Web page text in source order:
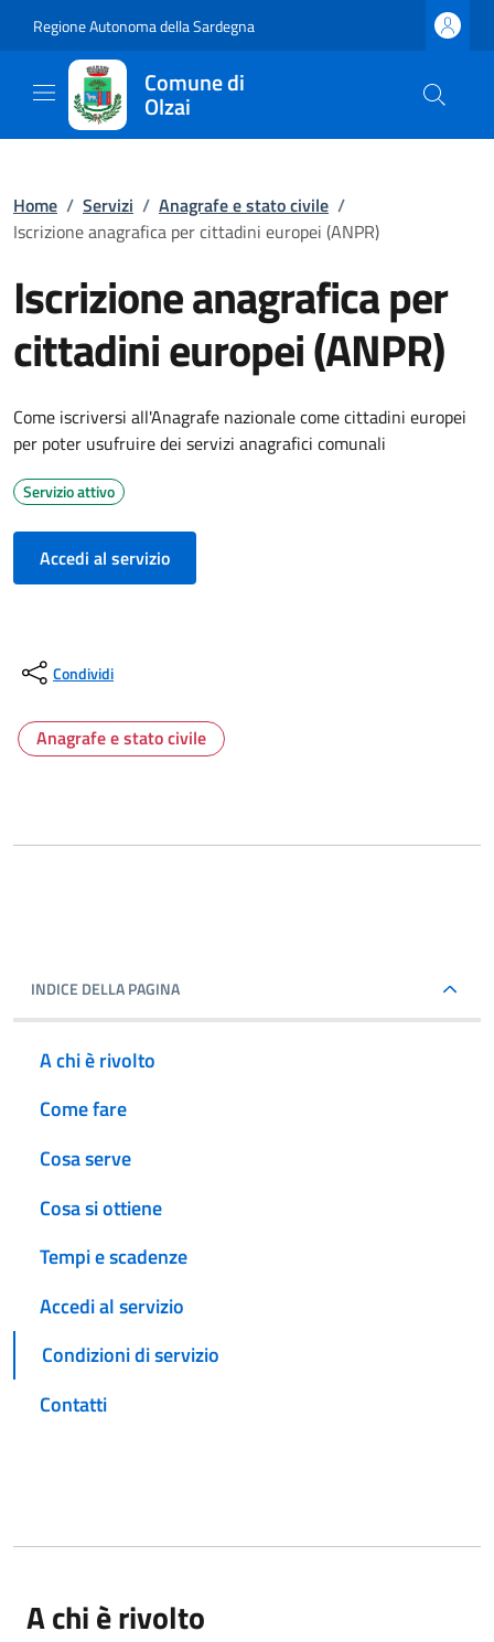
Regione Autonoma della Sardegna
Comune di
Olzai
Home / Servizi / Anagrafe e stato civile /
Iscrizione anagrafica per cittadini europei (ANPR)
Iscrizione anagrafica per
cittadini europei (ANPR)
Come iscriversi all'Anagrafe nazionale come cittadini europei
per poter usufruire dei servizi anagrafici comunali
Servizio attivo
Accedi al servizio
Condividi
Anagrafe e stato civile
INDICE DELLA PAGINA
A chi è rivolto
Come fare
Cosa serve
Cosa si ottiene
Tempi e scadenze
Accedi al servizio
Condizioni di servizio
Contatti
A chi è rivolto